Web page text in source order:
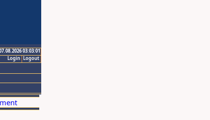
03:03:01
Logout
Login